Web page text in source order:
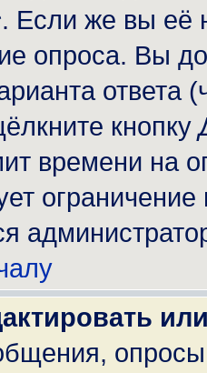
. Если же вы её
опроса. Вы
ответа
кнопку
времени на
ограничение
опросы